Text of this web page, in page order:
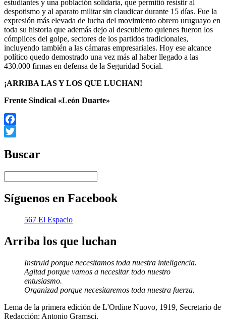
estudiantes y una población solidaria, que permitió resistir al
despotismo y al aparato militar sin claudicar durante 15 días. Fue la
expresión más elevada de lucha del movimiento obrero uruguayo en
toda su historia que además dejo al descubierto quienes fueron los
cómplices del golpe, sectores de los partidos tradicionales,
incluyendo también a las cámaras empresariales. Hoy ese alcance
político quedo demostrado una vez más al haber llegado a las
430.000 firmas en defensa de la Seguridad Social.
¡ARRIBA LAS Y LOS QUE LUCHAN!
Frente Sindical «León Duarte»
Facebook
Buscar
Síguenos en Facebook
567 El Espacio
Arriba los que luchan
Instruid porque necesitamos toda nuestra inteligencia.
Agitad porque vamos a necesitar todo nuestro
entusiasmo.
Organizad porque necesitaremos toda nuestra fuerza.
Lema de la primera edición de L'Ordine Nuovo, 1919, Secretario de
Redacción: Antonio Gramsci.